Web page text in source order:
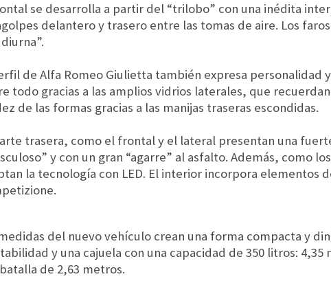
se desarrolla a partir del “trilobo” con una inédita
delantero y trasero entre las tomas de aire. Los
de Alfa Romeo Giulietta también expresa
todo gracias a las amplios vidrios laterales, que
de las formas gracias a las manijas traseras escondidas.
trasera, como el frontal y el lateral presentan una
y con un gran “agarre” al asfalto. Además, como
la tecnología con LED. El interior incorpora elementos
del nuevo vehículo crean una forma compacta y
y una cajuela con una capacidad de 350 litros:
de 2,63 metros.